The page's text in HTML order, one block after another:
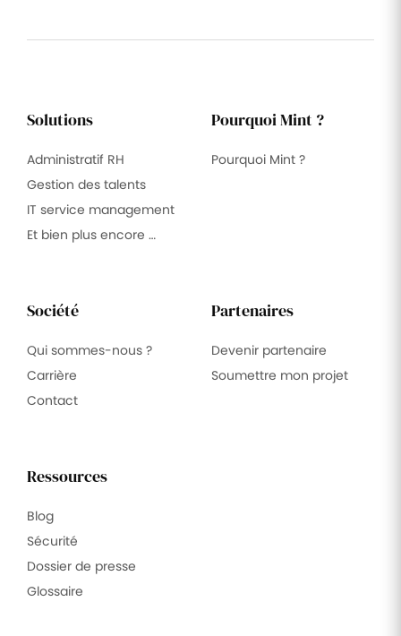
Solutions
Administratif RH
Gestion des talents
IT service management
Et bien plus encore …
Pourquoi Mint ?
Pourquoi Mint ?
Société
Qui sommes-nous ?
Carrière
Contact
Partenaires
Devenir partenaire
Soumettre mon projet
Ressources
Blog
Sécurité
Dossier de presse
Glossaire